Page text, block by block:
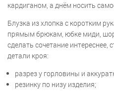
кардиганом, а днём носить
Блузка из хлопка с коротким
прямым брюкам, юбке миди,
сделать сочетание интереснее,
детали кроя:
разрез у горловины и
резинку по низу изделия;